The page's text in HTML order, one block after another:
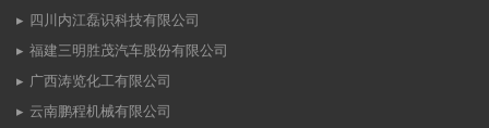
四川内江磊识科技有限公司
福建三明胜茂汽车股份有限公司
广西涛览化工有限公司
云南鹏程机械有限公司